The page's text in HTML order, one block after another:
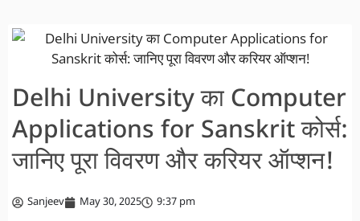
Delhi University का Computer
Applications for Sanskrit कोर्स:
जानिए पूरा विवरण और करियर ऑप्शन!
Sanjeev May 30, 2025 9:37 pm